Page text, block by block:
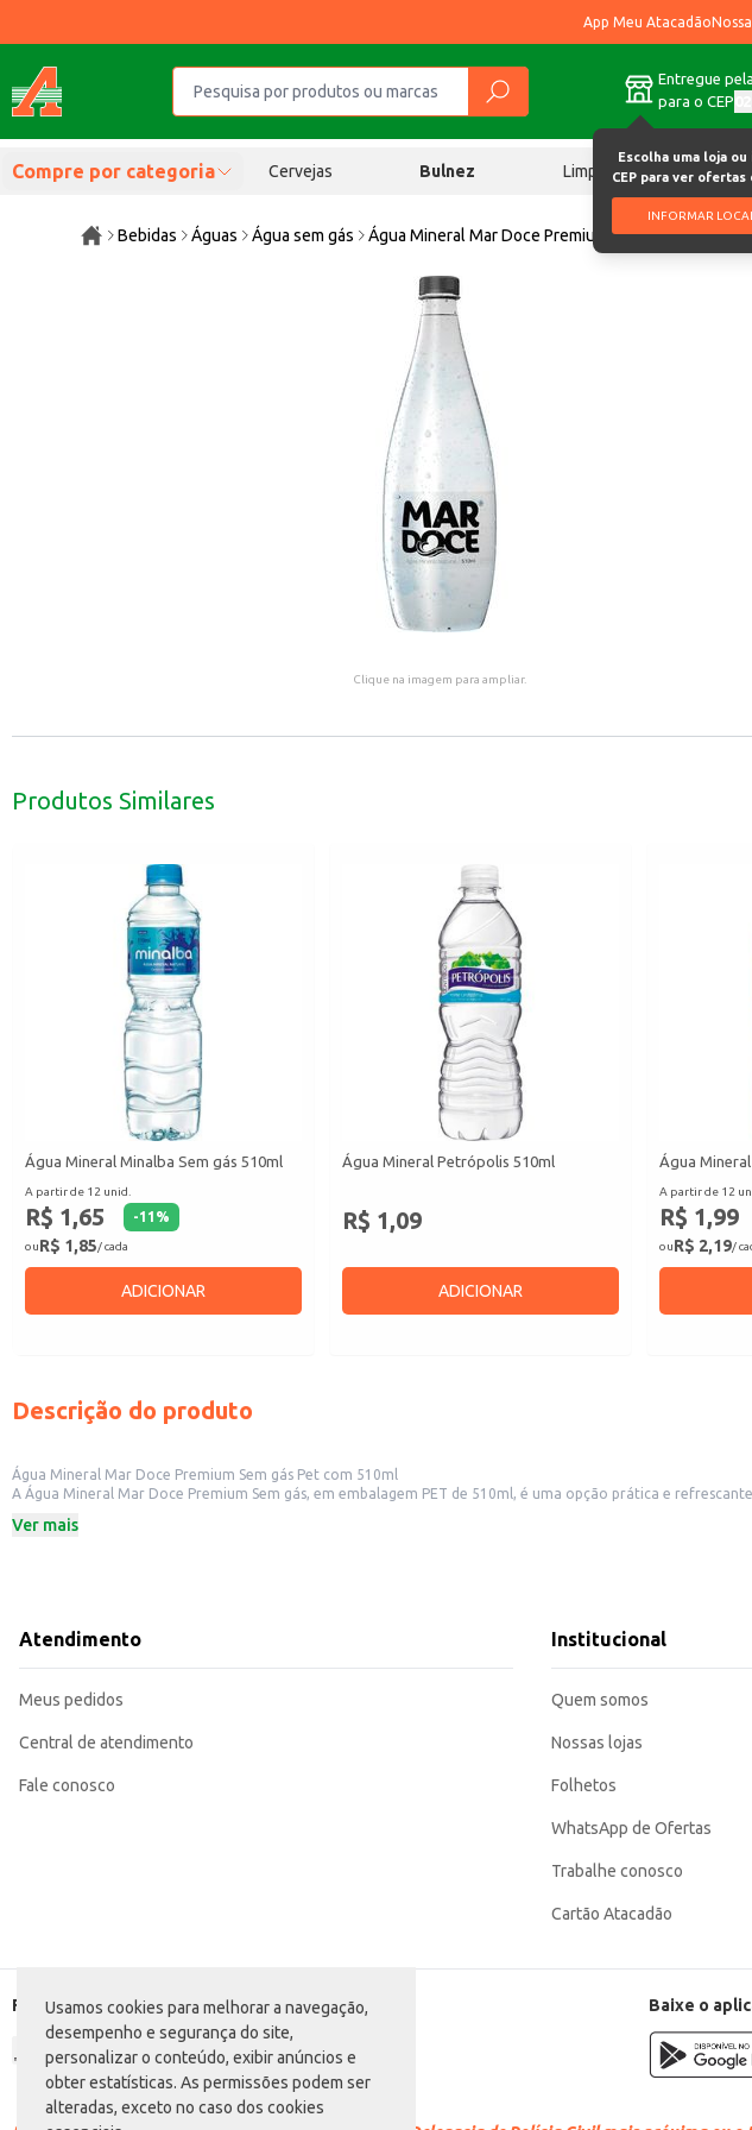
Usamos cookies para melhorar a navegação,
desempenho e segurança do site,
personalizar o conteúdo, exibir anúncios e
obter estatísticas. As permissões podem ser
alteradas, exceto no caso dos cookies
App Meu Atacadão
Entregue
para o CEP
Escolha uma loja
CEP para ver ofertas
INFORMAR
Compre por categoria Cervejas Bulnez Limpeza
Bebidas Águas Água sem gás Água Mineral Mar Doce Premium Sem gás 510ml
Clique na imagem para ampliar.
Produtos Similares
Água Mineral Minalba Sem gás 510ml
A partir de 12 unid.
R$ 1,65 -11 %
ouR$ 1,85/ cada
ADICIONAR
Água Mineral Petrópolis 510ml
R$ 1,09
ADICIONAR
Água
A partir de 12
R$ 1,99
ouR$ 2,19/
Descrição do produto
Água Mineral Mar Doce Premium Sem gás Pet com 510ml
A Água Mineral Mar Doce Premium Sem gás, em embalagem PET de 510ml, é uma opção prática e refrescante para diversas ocasiões. Sua pureza e leveza a tornam ideal para consumo
Dicas de uso:
A Água Mineral Mar Doce Premium Sem gás proporciona hidratação pura e sabor suave, atendendo às
tamanho ideal para consumo individual e para a oferta em diversos pontos de venda.
Marca: Mar Doce
Categoria: Água sem gás
EAN: 7898049550159
Ver mais
Atendimento
Meus pedidos
Central de atendimento
Fale conosco
Institucional
Quem somos
Nossas lojas
Folhetos
WhatsApp de Ofertas
Trabalhe conosco
Cartão Atacadão
Formas de pagamento Baixe o